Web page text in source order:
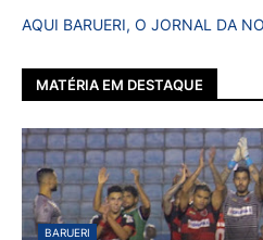
AQUI BARUERI, O JORNAL DA
MATÉRIA EM DESTAQUE
BARUERI